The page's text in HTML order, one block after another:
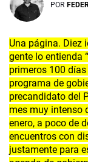
POR
Una página. Diez
gente lo entienda
primeros 100
programa de
precandidato del
mes muy intenso
enero, a poco de
encuentros con
justamente para